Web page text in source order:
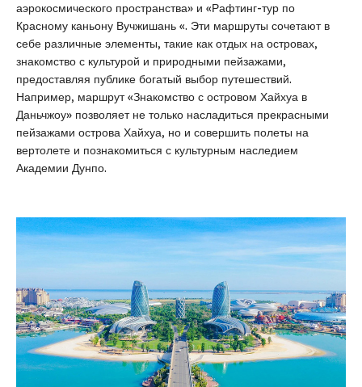
аэрокосмического пространства» и «Рафтинг-тур по
Красному каньону Вучжишань «. Эти маршруты сочетают в
себе различные элементы, такие как отдых на островах,
знакомство с культурой и природными пейзажами,
предоставляя публике богатый выбор путешествий.
Например, маршрут «Знакомство с островом Хайхуа в
Даньчжоу» позволяет не только насладиться прекрасными
пейзажами острова Хайхуа, но и совершить полеты на
вертолете и познакомиться с культурным наследием
Академии Дунпо.